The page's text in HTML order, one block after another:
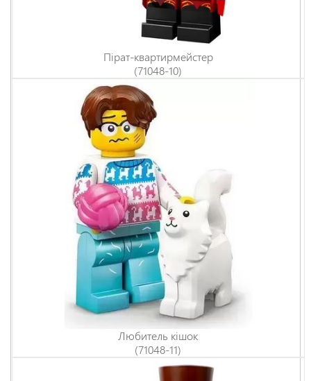
Пірат-квартирмейстер
(71048-10)
Любитель кішок
(71048-11)